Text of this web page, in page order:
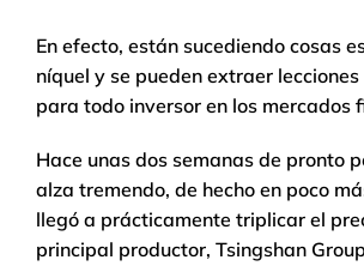
En efecto, están sucediendo cosas
níquel y se pueden extraer
para todo inversor en los mercados
Hace unas dos semanas de pronto
alza tremendo, de hecho en poco
llegó a prácticamente triplicar el
principal productor, Tsingshan